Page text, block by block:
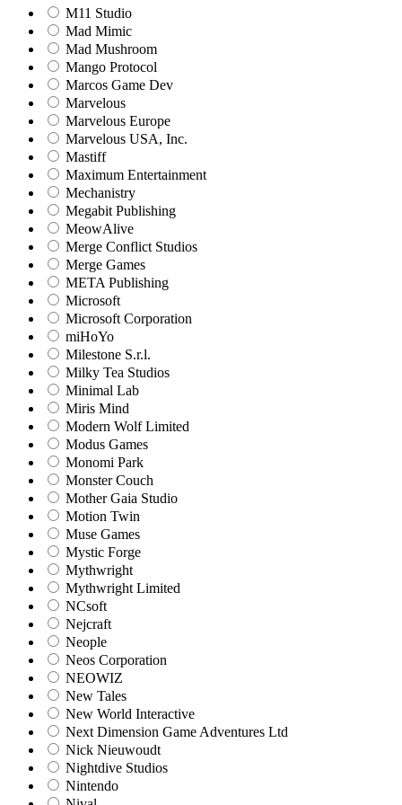
M11 Studio
Mad Mimic
Mad Mushroom
Mango Protocol
Marcos Game Dev
Marvelous
Marvelous Europe
Marvelous USA, Inc.
Mastiff
Maximum Entertainment
Mechanistry
Megabit Publishing
MeowAlive
Merge Conflict Studios
Merge Games
META Publishing
Microsoft
Microsoft Corporation‬
miHoYo
Milestone S.r.l.
Milky Tea Studios
Minimal Lab
Miris Mind
Modern Wolf Limited
Modus Games
Monomi Park
Monster Couch
Mother Gaia Studio
Motion Twin
Muse Games
Mystic Forge
Mythwright
Mythwright Limited
NCsoft
Nejcraft
Neople
Neos Corporation
NEOWIZ
New Tales
New World Interactive
Next Dimension Game Adventures Ltd
Nick Nieuwoudt
Nightdive Studios
Nintendo